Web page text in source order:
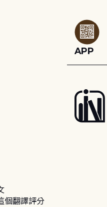
APP
個翻譯評分